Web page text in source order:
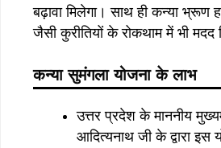
बढ़ावा मिलेगा। साथ ही कन्या भ्रूण
जैसी कुरीतियों के रोकथाम में भी मदद
कन्या सुमंगला योजना के लाभ
उत्तर प्रदेश के माननीय
आदित्यनाथ जी के द्वारा इस